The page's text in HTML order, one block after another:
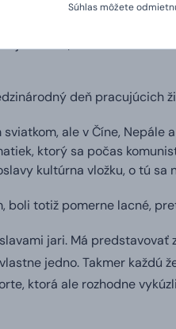
Súhlas môžete
ktoré ste o ňom
deň pracujúcich
ale v Číne, Nepále
ktorý sa počas
kultúrna vložku, o tú
boli totiž pomerne lacné,
jari. Má predstavovať
jedno. Takmer každú
ktorá ale rozhodne